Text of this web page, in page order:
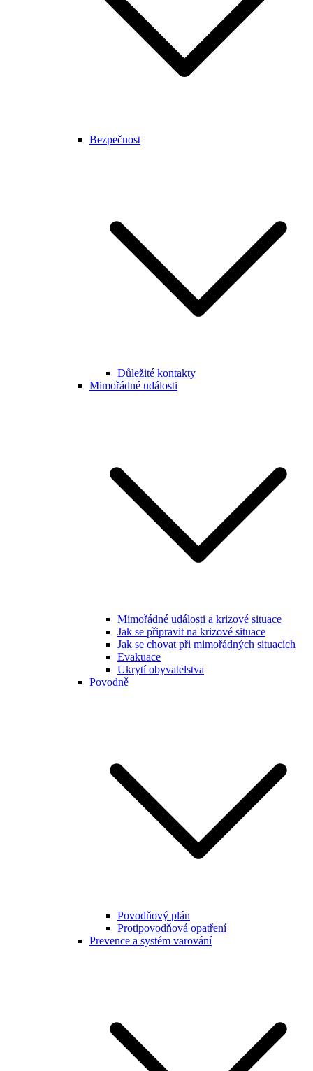
Bezpečnost
Důležité kontakty
Mimořádné události
Mimořádné události a krizové situace
Jak se připravit na krizové situace
Jak se chovat při mimořádných situacích
Evakuace
Ukrytí obyvatelstva
Povodně
Povodňový plán
Protipovodňová opatření
Prevence a systém varování